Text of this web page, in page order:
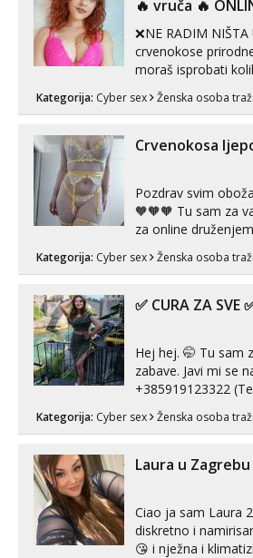
‎️‍🔥 vruča‎ ️‍🔥
❌NE RADIM NIŠTA
crvenokose
moraš isprobati
MLADA vražica
prorodne grudi, 💦
U mojoj raznolikoj
pranaći nešto po
Kategorija: Cyber sex Ženska osoba
Crvenokosa
Pozdrav svim
🧡🧡🧡 Tu sam za
za online
možete zabaviti
ako vam nisam
😉 Radim i vruća
Kategorija: Cyber sex Ženska osoba
✅ CURA ZA SVE
Hej hej. 🤭 Tu sam
zabave. Javi mi se
+385919123322
Whatsapp). 🤙 NE javljaj se na uzivo.
Hvala.
Kategorija: Cyber sex Ženska osoba
Laura u Zagrebu
Ciao ja sam Laura
diskretno i
😘 i nježna i